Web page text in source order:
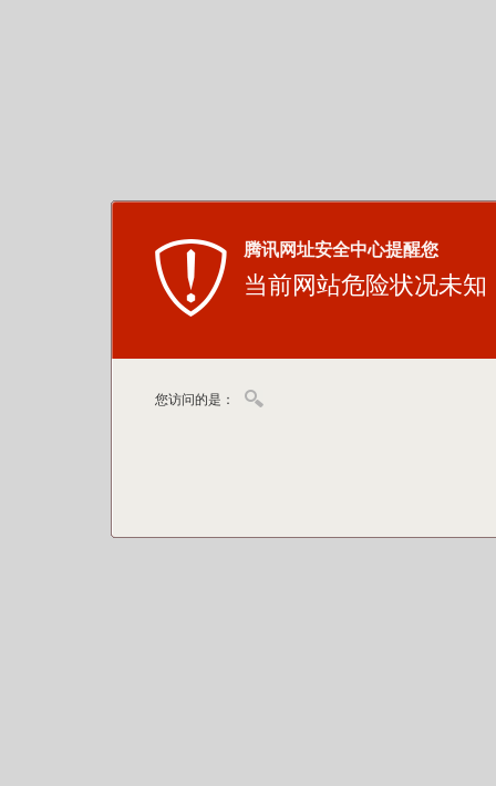
腾讯网址安全中心提醒您
当前网站危险状况未知
您访问的是：